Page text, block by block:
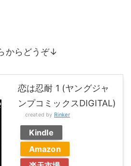
からどうぞ↓
恋は忍耐 1 (ヤングジャ
ンプコミックスDIGITAL)
created by Rinker
Kindle
Amazon